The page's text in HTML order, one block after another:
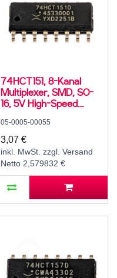
74HCT151, 8-Kanal
Multiplexer, SMD, SO-
16, 5V High-Speed
05-0005-00055
3,07 €
inkl. MwSt. zzgl. Versand
Netto 2,579832 €